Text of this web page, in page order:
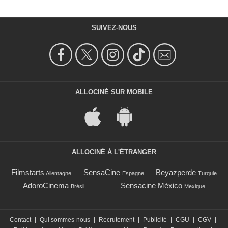
SUIVEZ-NOUS
ALLOCINÉ SUR MOBILE
ALLOCINÉ À L'ÉTRANGER
Filmstarts Allemagne SensaCine Espagne Beyazperde Turquie
AdoroCinema Brésil Sensacine México Mexique
Contact | Qui sommes-nous | Recrutement | Publicité | CGU | CGV |